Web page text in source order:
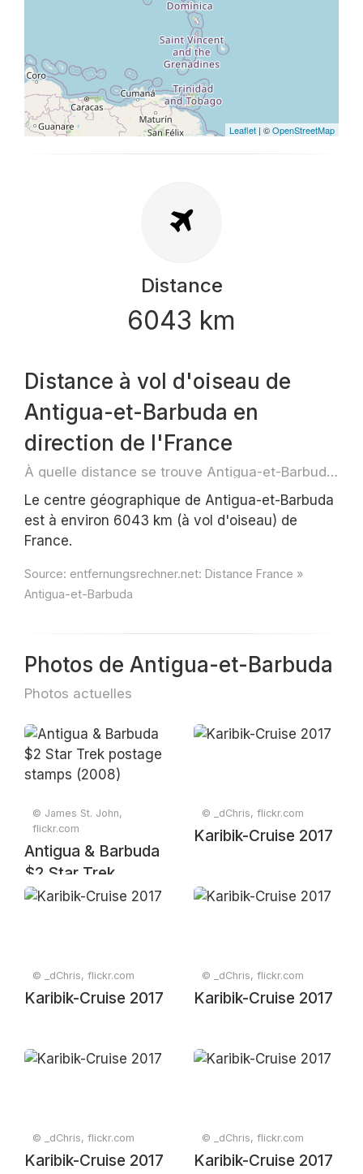
Leaflet | ©OpenStreetMap
Distance
6043 km
Distance à vol d'oiseau de
Antigua-et-Barbuda en
direction de l'France
À quelle distance se trouve Antigua-et-Barbuda ?
Le centre géographique de Antigua-et-Barbuda
est à environ 6043 km (à vol d'oiseau) de
France.
Source: entfernungsrechner.net: Distance France »
Antigua-et-Barbuda
Photos de Antigua-et-Barbuda
Photos actuelles
© James St. John,
flickr.com
Antigua & Barbuda
$2 Star Trek
postage stamps
© _dChris, flickr.com
Karibik-Cruise 2017
© _dChris, flickr.com
Karibik-Cruise 2017
© _dChris, flickr.com
Karibik-Cruise 2017
© _dChris, flickr.com
Karibik-Cruise 2017
© _dChris, flickr.com
Karibik-Cruise 2017